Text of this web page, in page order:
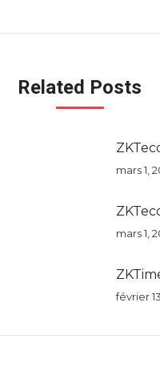
Related Posts
mars 1,
mars 1,
février